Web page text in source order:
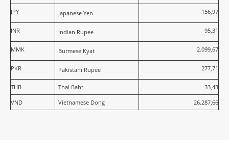
JPY Japanese Yen 156,97
INR Indian Rupee 95,31
MMK Burmese Kyat 2.099,67
PKR Pakistani Rupee 277,71
THB Thai Baht
33,43
VND
Vietnamese Dong 26.287,66